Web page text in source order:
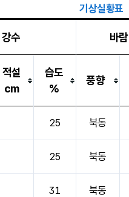
기상실황표
강수 바람
적설
cm
습도
%
풍향
25 북동
25 북동
31 북동